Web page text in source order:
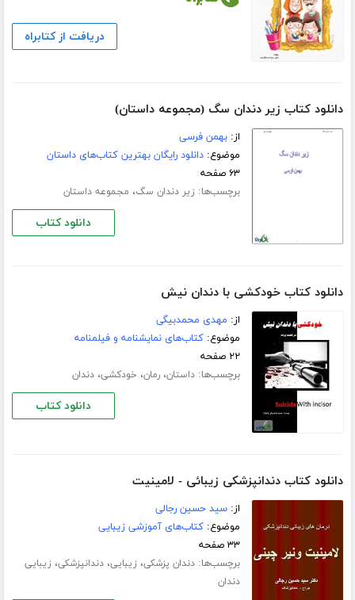
دریافت از کتابراه
دانلود کتاب زیر دندان سگ (مجموعه داستان)
از:بهمن فرسی
موضوع:دانلود رایگان بهترین کتاب‌های داستان
۶۳ صفحه
برچسب‌ها: زیر دندان سگ، مجموعه داستان
دانلود کتاب
دانلود کتاب خودکشی با دندان نیش
از: مهدی محمدبیگی
موضوع:کتاب‌های نمایشنامه و فیلمنامه
۲۲ صفحه
برچسب‌ها:داستان،رمان، خودکشی،دندان
دانلود کتاب
دانلود کتاب دندانپزشکی زیبائی - لامینیت
از:سید حسین رجالی
موضوع:کتاب‌های آموزشی زیبایی
۳۳ صفحه
برچسب‌ها:دندان پزشکی، زیبایی،دندانپزشکی، زیبایی
دندان